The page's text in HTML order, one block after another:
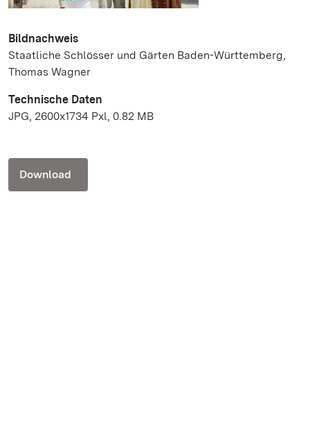
Bildnachweis
Staatliche Schlösser und Gärten Baden-Württemberg,
Thomas Wagner
Technische Daten
JPG, 2600x1734 Pxl, 0.82 MB
Download